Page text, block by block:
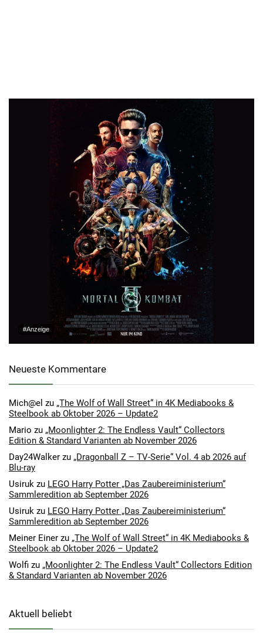
#Anzeige
Neueste Kommentare
Mich@el zu „The Wolf of Wall Street“ in 4K Mediabooks &
Steelbook ab Oktober 2026 – Update2
Mario zu „Moonlighter 2: The Endless Vault“ Collectors
Edition & Standard Varianten ab November 2026
Day24Walker zu „Dragonball Z – TV-Serie“ Vol. 4 ab 2026 auf
Blu-ray
Usiruk zu LEGO Harry Potter „Das Zaubereiministerium“
Sammleredition ab September 2026
Usiruk zu LEGO Harry Potter „Das Zaubereiministerium“
Sammleredition ab September 2026
Meiner Einer zu „The Wolf of Wall Street“ in 4K Mediabooks &
Steelbook ab Oktober 2026 – Update2
Wolfi zu „Moonlighter 2: The Endless Vault“ Collectors Edition
& Standard Varianten ab November 2026
Aktuell beliebt